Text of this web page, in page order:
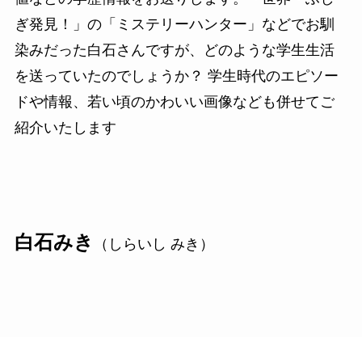
ぎ発見！」の「ミステリーハンター」などでお馴
染みだった白石さんですが、どのような学生生活
を送っていたのでしょうか？ 学生時代のエピソー
ドや情報、若い頃のかわいい画像なども併せてご
紹介いたします
白石みき （しらいし みき）